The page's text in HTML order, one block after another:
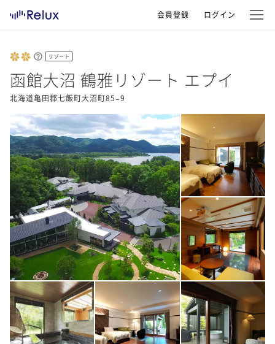
会員登録 ログイン
リゾート
函館大沼 鶴雅リゾート エプイ
北海道亀田郡七飯町大沼町85−9